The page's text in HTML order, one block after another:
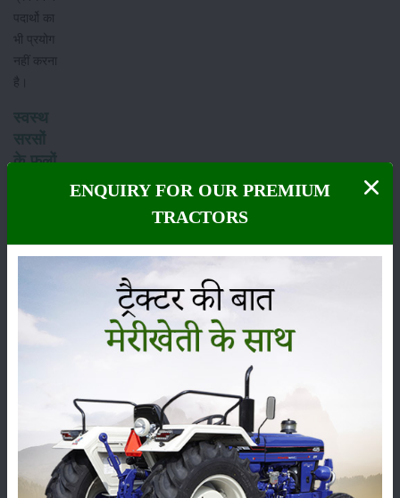
पदार्थो का
भी प्रयोग
नहीं करना
है।
स्वस्थ
सरसों
के फूलों
सरसों के
देने के लिए
के लिए
ENQUIRY FOR OUR PREMIUM
TRACTORS